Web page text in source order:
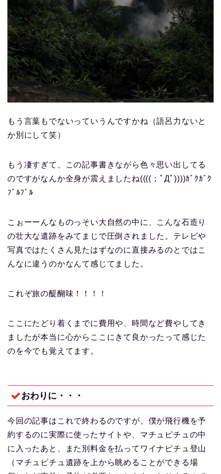
もう言葉もでないっていうんですかね（語呂力ないと
か別にして笑）
もう凄すぎて、この記事書きながら色々思い出してる
のですがなんか全身が震えましたね((((；ﾟДﾟ))))ｶﾞｸｶﾞｸ
ﾌﾞﾙﾌﾞﾙ
こぉーーんなものっそい大自然の中に、こんな石造り
の壮大な遺跡をみてまじで圧倒されました。テレビや
写真ではたくさん見たはずなのに直接みるのとではこ
んなに違うのかなんて感じてました。
これぞ旅の醍醐味！！！！
ここにたどり着くまでに費用や、時間など費やしてき
ましたが本当に心からここにきて良かったって感じた
のを今でも覚えてます。
おわりに・・・
今回の記事はこれで終わるのですが、僕が飛行機を予
約するのに実際に使ったサイトや、マチュピチュの中
に入ったあと、また別料金を払ってワイナピチュ登山
（マチュピチュ遺跡を上から眺めることができる場